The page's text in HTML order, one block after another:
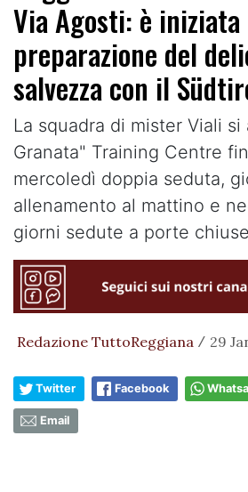
Via Agosti: è iniziata
preparazione del
salvezza con il
La squadra di mister Viali
Granata" Training Centre
mercoledì doppia seduta,
allenamento al mattino e
giorni sedute a porte chiuse
Redazione TuttoReggiana / 29
Twitter Facebook
Email